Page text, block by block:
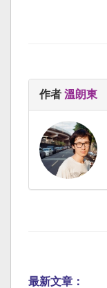
作者 溫朗東
最新文章：